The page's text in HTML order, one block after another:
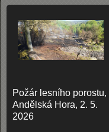
Požár lesního porostu,
Andělská Hora, 2. 5.
2026